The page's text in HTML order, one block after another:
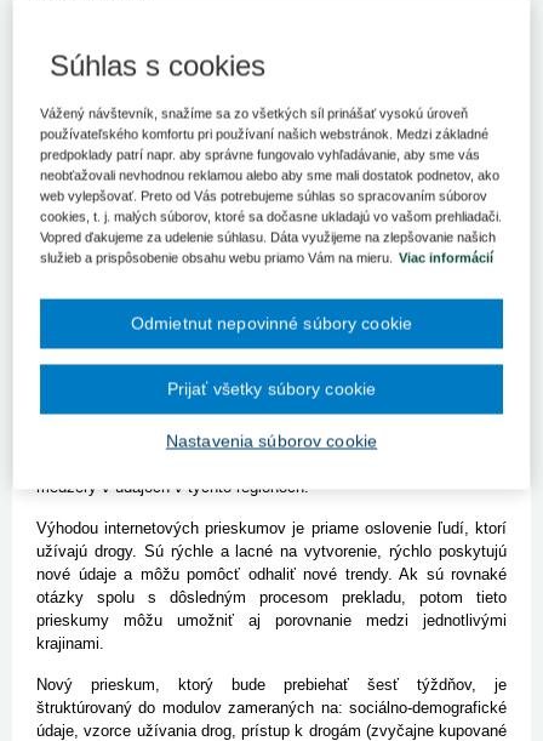
položených v najnovšom Európskom webovom prieskume o
drogách, ktorý dnes spustila agentúra EÚ pre drogy
(EMCDDA). Cieľom prieskumu, ktorý je určený ľuďom vo veku
18 rokov a starším, ktorí užili drogy, je zlepšiť pochopenie
vzorcov užívania drog v Európe a pomôcť pri formovaní
budúcich protidrogových politík a intervencií.
Dobrovoľný anonymný prieskum - jedna z cielených
monitorovacích metód agentúry - sa tento rok uskutoční v 36
krajinách v približne 30 jazykoch. Rovnako ako v
partnerov, ako aj prostredníctvom cielenej reklamy v sociálnych
médiách.
Po druhýkrát sa na ňom zúčastňujú aj partneri agentúry zo
západného Balkánu a z oblasti európskej susedskej politiky
prostredníctvom projektov „Nástroj predvstupovej pomoci“ (IPA8) a
medzery v údajoch v týchto regiónoch.
Výhodou internetových prieskumov je priame oslovenie ľudí, ktorí
užívajú drogy. Sú rýchle a lacné na vytvorenie, rýchlo poskytujú
nové údaje a môžu pomôcť odhaliť nové trendy. Ak sú rovnaké
otázky spolu s dôsledným procesom prekladu, potom tieto
prieskumy môžu umožniť aj porovnanie medzi jednotlivými
krajinami.
Nový prieskum, ktorý bude prebiehať šesť týždňov, je
štruktúrovaný do modulov zameraných na: sociálno-demografické
údaje, vzorce užívania drog, prístup k drogám (zvyčajne kupované
Súhlas s cookies
Vážený návštevník, snažíme sa zo všetkých síl prinášať vysokú úroveň
používateľského komfortu pri používaní našich webstránok. Medzi základné
predpoklady patrí napr. aby správne fungovalo vyhľadávanie, aby sme vás
neobťažovali nevhodnou reklamou alebo aby sme mali dostatok podnetov, ako
web vylepšovať. Preto od Vás potrebujeme súhlas so spracovaním súborov
cookies, t. j. malých súborov, ktoré sa dočasne ukladajú vo vašom prehliadači.
Vopred ďakujeme za udelenie súhlasu. Dáta využijeme na zlepšovanie našich
služieb a prispôsobenie obsahu webu priamo Vám na mieru. Viac informácií
Nastavenia súborov cookie
Odmietnut nepovinné súbory cookie
Prijať všetky súbory cookie